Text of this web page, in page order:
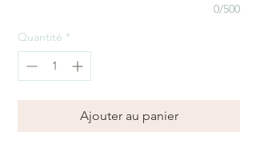
0/500
Quantité *
Ajouter au panier